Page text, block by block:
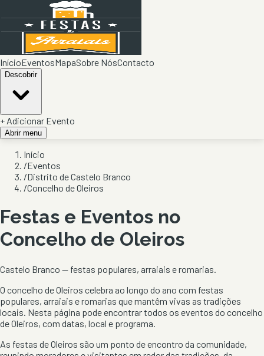
InícioEventosMapaSobre NósContacto
Descobrir
+ Adicionar Evento
Abrir menu
Início
/Eventos
/Distrito de Castelo Branco
/Concelho de Oleiros
Festas e Eventos no
Concelho de Oleiros
Castelo Branco — festas populares, arraiais e romarias.
O concelho deOleiros celebra ao longo do ano com festas
populares, arraiais e romarias que mantêm vivas as tradições
locais. Nesta página pode encontrar todos os eventos do concelho
deOleiros, com datas, local e programa.
As festas deOleiros são um ponto de encontro da comunidade,